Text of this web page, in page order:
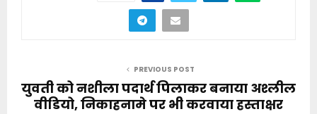
PREVIOUS POST
युवती को नशीला पदार्थ पिलाकर बनाया अश्लील
वीडियो, निकाहनामे पर भी करवाया हस्ताक्षर